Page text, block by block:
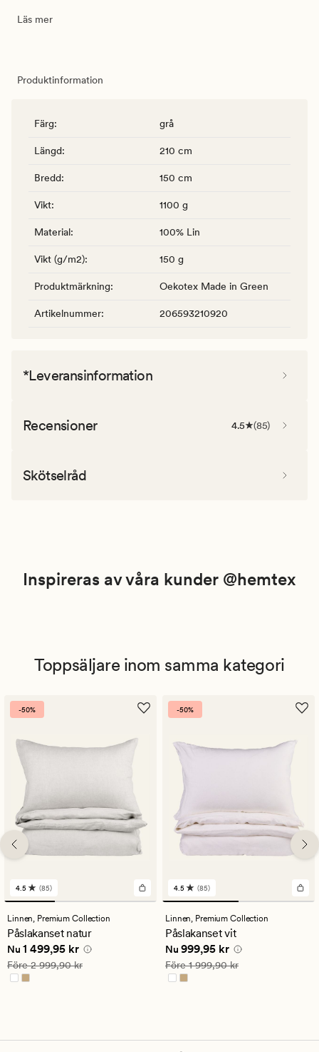
Läs mer
Produktinformation
Färg: grå
Längd: 210 cm
Bredd: 150 cm
Vikt: 1100 g
Material: 100% Lin
Vikt (g/m2): 150 g
Produktmärkning: Oekotex Made in Green
Artikelnummer: 206593210920
*Leveransinformation
Recensioner 4.5 (85)
Skötselråd
Inspireras av våra kunder @hemtex
Toppsäljare inom samma kategori
-50%
85
omdömen
med
ett
genomsnittligt
betyg
på
4.5
4.5 (85)
Linnen, Premium Collection
Påslakanset natur
Nuvarande pris 1 499,95 kr
Nu 1 499,95 kr
Ordinarie pris 2 999,90 kr
Före2 999,90 kr
-50%
85
omdömen
med
ett
genomsnittligt
betyg
på
4.5
4.5 (85)
Linnen, Premium Collection
Påslakanset vit
Nuvarande pris
Nu 999,95 kr
Ordinarie pris 1 999,90 kr
Före1 999,90 kr